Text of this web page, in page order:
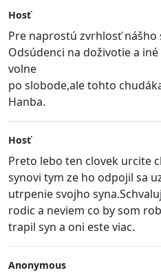
Hosť
Pre naprostú zvrhlosť nášho
Odsúdenci na doživotie a
volne
po slobode,ale tohto
Hanba.
Hosť
Preto lebo ten clovek urcite
synovi tym ze ho odpojil sa
utrpenie svojho
rodic a neviem co by som
trapil syn a oni este viac.
Anonymous